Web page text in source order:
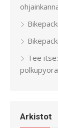
Tee
Arkistot